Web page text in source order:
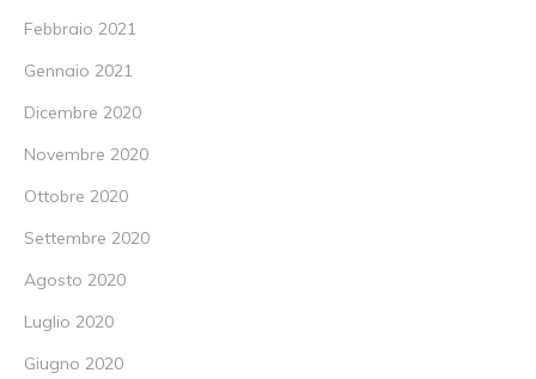
Febbraio 2021
Gennaio 2021
Dicembre 2020
Novembre 2020
Ottobre 2020
Settembre 2020
Agosto 2020
Luglio 2020
Giugno 2020